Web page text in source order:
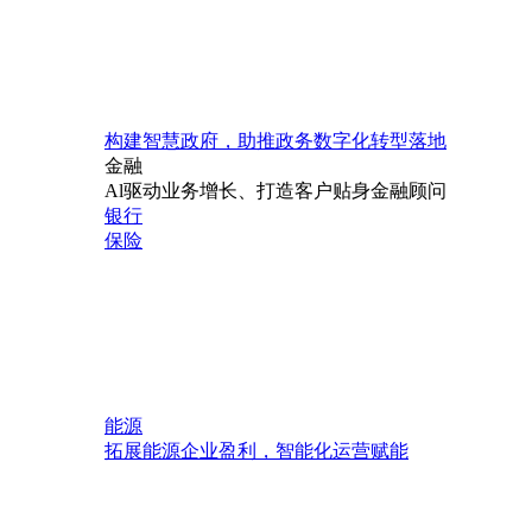
构建智慧政府，助推政务数字化转型落地
金融
Al驱动业务增长、打造客户贴身金融顾问
银行
保险
能源
拓展能源企业盈利，智能化运营赋能